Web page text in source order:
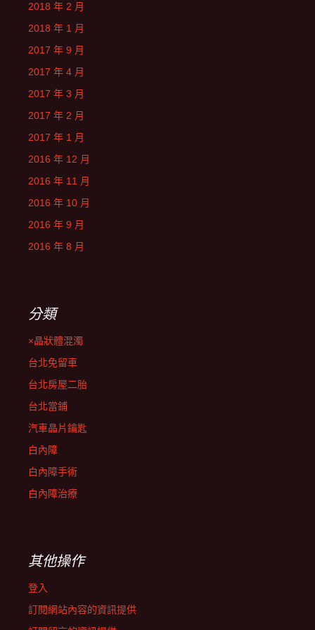
2018 年 2 月
2018 年 1 月
2017 年 9 月
2017 年 4 月
2017 年 3 月
2017 年 2 月
2017 年 1 月
2016 年 12 月
2016 年 11 月
2016 年 10 月
2016 年 9 月
2016 年 8 月
分類
×晶狀體混濁
台北免留車
台北房屋二胎
台北當鋪
汽車晶片鑰匙
白內障
白內障手術
白內障治療
其他操作
登入
訂閱網站內容的資訊提供